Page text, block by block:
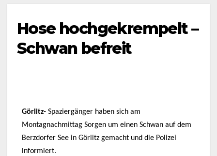
Hose hochgekrempelt –
Schwan befreit
Görlitz- Spaziergänger haben sich am
Montagnachmittag Sorgen um einen Schwan auf dem
Berzdorfer See in Görlitz gemacht und die Polizei
informiert.